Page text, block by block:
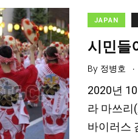
JAPAN
시민들
By 정병호 .
2020년
라 마쓰리
바이러스